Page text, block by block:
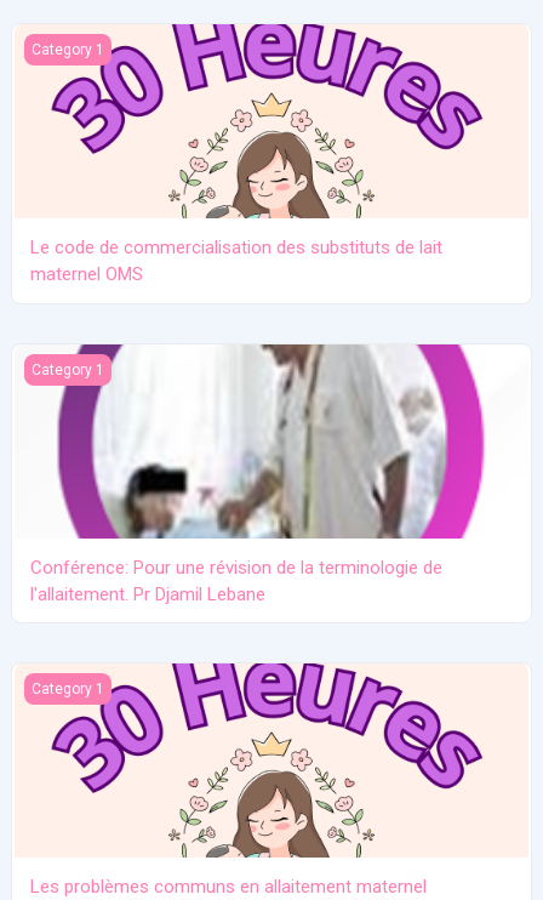
Le code de commercialisation des substituts de lait maternel
Category 1
Le code de commercialisation des substituts de lait
maternel OMS
Conférence: Pour une révision de la terminologie de l'allaitement.
Category 1
Conférence: Pour une révision de la terminologie de
l'allaitement. Pr Djamil Lebane
Les problèmes communs en allaitement maternel
Category 1
Les problèmes communs en allaitement maternel